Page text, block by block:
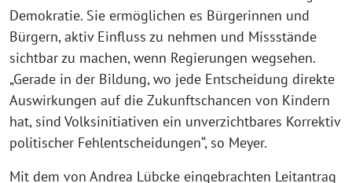
Demokratie. Sie ermöglichen es Bürgerinnen und
Bürgern, aktiv Einfluss zu nehmen und Missstände
sichtbar zu machen, wenn Regierungen wegsehen.
„Gerade in der Bildung, wo jede Entscheidung direkte
Auswirkungen auf die Zukunftschancen von Kindern
hat, sind Volksinitiativen ein unverzichtbares Korrektiv
politischer Fehlentscheidungen“, so Meyer.
Mit dem von Andrea Lübcke eingebrachten Leitantrag